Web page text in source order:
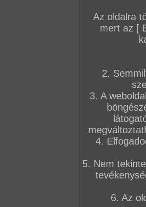
/ oldal, Összesen: 6 kép
Következő sorozat
Az oldalra
mert az [
2.
3. A
4.
5. Nem
6. Az